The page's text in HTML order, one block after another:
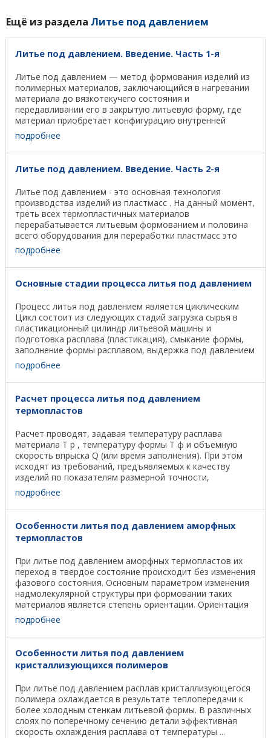
Ещё из раздела Литье под давлением
Литье под давлением. Введение. Часть 1-я
Литье под давлением — метод формования изделий из
полимерных материалов, заключающийся в нагревании
материала до вязкотекучего состояния и
передавливании его в закрытую литьевую форму, где
материал приобретает конфигурацию внутренней
полости ...
подробнее
Литье под давлением. Введение. Часть 2-я
Литье под давлением - это основная технология
производства изделий из пластмасс . На данный момент,
треть всех термопластичных материалов
перерабатывается литьевым формованием и половина
всего оборудования для переработки пластмасс это
оборудование ...
подробнее
Основные стадии процесса литья под давлением
Процесс литья под давлением является циклическим
Цикл состоит из следующих стадий загрузка сырья в
пластикационный цилиндр литьевой машины и
подготовка расплава (пластикация), смыкание формы,
заполнение формы расплавом, выдержка под давлением
в ...
подробнее
Расчет процесса литья под давлением
термопластов
Расчет проводят, задавая температуру расплава
материала T р , температуру формы T ф и объемную
скорость впрыска Q (или время заполнения). При этом
исходят из требований, предъявляемых к качеству
изделий по показателям размерной точности,
прочностным ...
подробнее
Особенности литья под давлением аморфных
термопластов
При литье под давлением аморфных термопластов их
переход в твердое состояние происходит без изменения
фазового состояния. Основным параметром изменения
надмолекулярной структуры при формовании таких
материалов является степень ориентации. Ориентация
...
подробнее
Особенности литья под давлением
кристаллизующихся полимеров
При литье под давлением расплав кристаллизующегося
полимера охлаждается в результате теплопередачи к
более холодным стенкам литьевой формы. В различных
слоях по поперечному сечению детали эффективная
скорость охлаждения расплава от температуры ...